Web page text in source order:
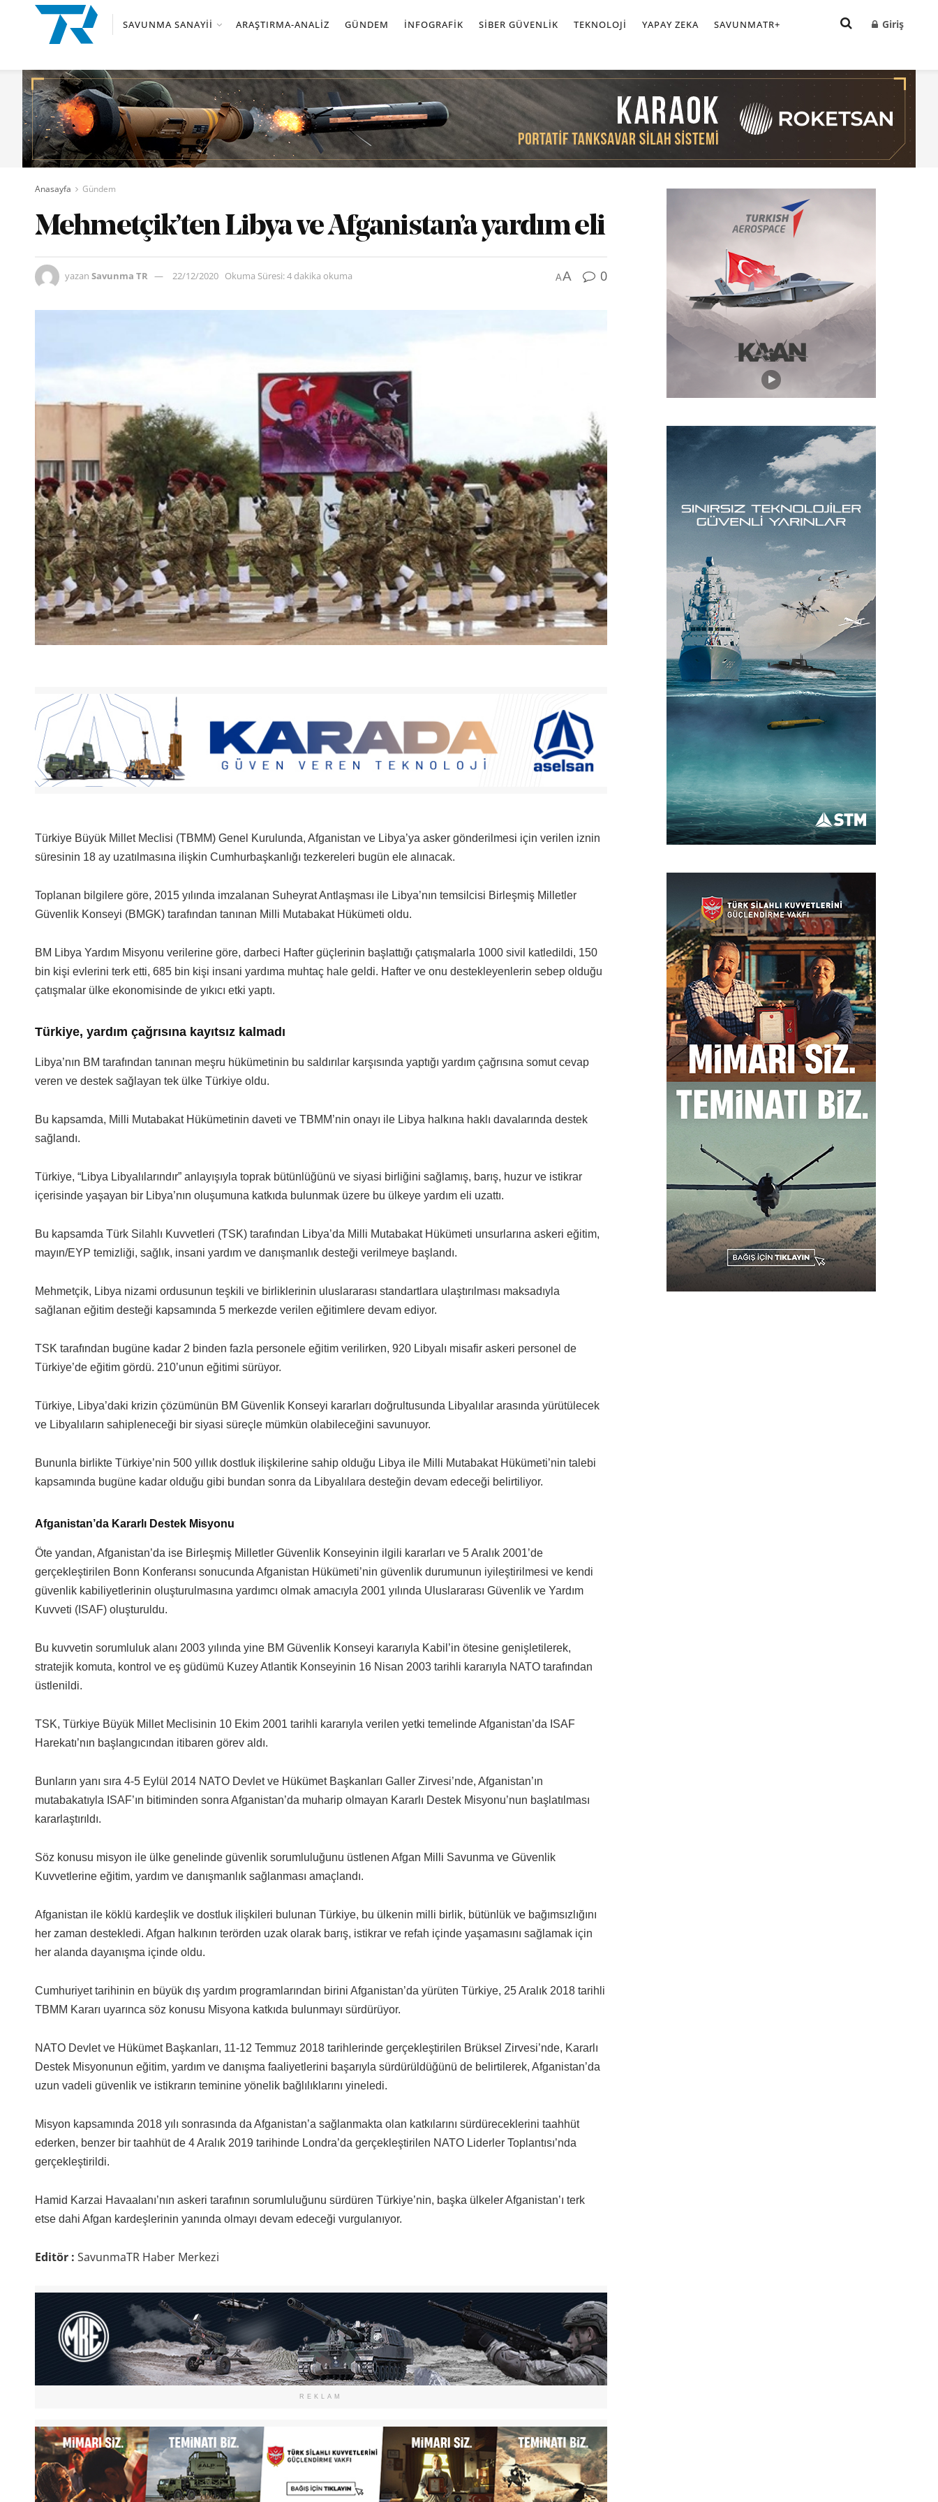
SAVUNMA SANAYII ARAŞTIRMA-ANALIZ GÜNDEM İNFOGRAFIK SIBER GÜVENLIK TEKNOLOJI YAPAY ZEKA SAVUNMATR+ Giriş
Anasayfa Gündem
Mehmetçik’ten Libya ve Afganistan’a yardım eli
yazan Savunma TR 22/12/2020 Okuma Süresi: 4 dakika okuma AA 0
Türkiye Büyük Millet Meclisi (TBMM) Genel Kurulunda, Afganistan ve Libya’ya asker gönderilmesi için verilen iznin
süresinin 18 ay uzatılmasına ilişkin Cumhurbaşkanlığı tezkereleri bugün ele alınacak.
Toplanan bilgilere göre, 2015 yılında imzalanan Suheyrat Antlaşması ile Libya’nın temsilcisi Birleşmiş Milletler
Güvenlik Konseyi (BMGK) tarafından tanınan Milli Mutabakat Hükümeti oldu.
BM Libya Yardım Misyonu verilerine göre, darbeci Hafter güçlerinin başlattığı çatışmalarla 1000 sivil katledildi, 150
bin kişi evlerini terk etti, 685 bin kişi insani yardıma muhtaç hale geldi. Hafter ve onu destekleyenlerin sebep olduğu
çatışmalar ülke ekonomisinde de yıkıcı etki yaptı.
Türkiye, yardım çağrısına kayıtsız kalmadı
Libya’nın BM tarafından tanınan meşru hükümetinin bu saldırılar karşısında yaptığı yardım çağrısına somut cevap
veren ve destek sağlayan tek ülke Türkiye oldu.
Bu kapsamda, Milli Mutabakat Hükümetinin daveti ve TBMM’nin onayı ile Libya halkına haklı davalarında destek
sağlandı.
Türkiye, “Libya Libyalılarındır” anlayışıyla toprak bütünlüğünü ve siyasi birliğini sağlamış, barış, huzur ve istikrar
içerisinde yaşayan bir Libya’nın oluşumuna katkıda bulunmak üzere bu ülkeye yardım eli uzattı.
Bu kapsamda Türk Silahlı Kuvvetleri (TSK) tarafından Libya’da Milli Mutabakat Hükümeti unsurlarına askeri eğitim,
mayın/EYP temizliği, sağlık, insani yardım ve danışmanlık desteği verilmeye başlandı.
Mehmetçik, Libya nizami ordusunun teşkili ve birliklerinin uluslararası standartlara ulaştırılması maksadıyla
sağlanan eğitim desteği kapsamında 5 merkezde verilen eğitimlere devam ediyor.
TSK tarafından bugüne kadar 2 binden fazla personele eğitim verilirken, 920 Libyalı misafir askeri personel de
Türkiye’de eğitim gördü. 210’unun eğitimi sürüyor.
Türkiye, Libya’daki krizin çözümünün BM Güvenlik Konseyi kararları doğrultusunda Libyalılar arasında yürütülecek
ve Libyalıların sahipleneceği bir siyasi süreçle mümkün olabileceğini savunuyor.
Bununla birlikte Türkiye’nin 500 yıllık dostluk ilişkilerine sahip olduğu Libya ile Milli Mutabakat Hükümeti’nin talebi
kapsamında bugüne kadar olduğu gibi bundan sonra da Libyalılara desteğin devam edeceği belirtiliyor.
Afganistan’da Kararlı Destek Misyonu
Öte yandan, Afganistan’da ise Birleşmiş Milletler Güvenlik Konseyinin ilgili kararları ve 5 Aralık 2001’de
gerçekleştirilen Bonn Konferansı sonucunda Afganistan Hükümeti’nin güvenlik durumunun iyileştirilmesi ve kendi
güvenlik kabiliyetlerinin oluşturulmasına yardımcı olmak amacıyla 2001 yılında Uluslararası Güvenlik ve Yardım
Kuvveti (ISAF) oluşturuldu.
Bu kuvvetin sorumluluk alanı 2003 yılında yine BM Güvenlik Konseyi kararıyla Kabil’in ötesine genişletilerek,
stratejik komuta, kontrol ve eş güdümü Kuzey Atlantik Konseyinin 16 Nisan 2003 tarihli kararıyla NATO tarafından
üstlenildi.
TSK, Türkiye Büyük Millet Meclisinin 10 Ekim 2001 tarihli kararıyla verilen yetki temelinde Afganistan’da ISAF
Harekatı’nın başlangıcından itibaren görev aldı.
Bunların yanı sıra 4-5 Eylül 2014 NATO Devlet ve Hükümet Başkanları Galler Zirvesi’nde, Afganistan’ın
mutabakatıyla ISAF’ın bitiminden sonra Afganistan’da muharip olmayan Kararlı Destek Misyonu’nun başlatılması
kararlaştırıldı.
Söz konusu misyon ile ülke genelinde güvenlik sorumluluğunu üstlenen Afgan Milli Savunma ve Güvenlik
Kuvvetlerine eğitim, yardım ve danışmanlık sağlanması amaçlandı.
Afganistan ile köklü kardeşlik ve dostluk ilişkileri bulunan Türkiye, bu ülkenin milli birlik, bütünlük ve bağımsızlığını
her zaman destekledi. Afgan halkının terörden uzak olarak barış, istikrar ve refah içinde yaşamasını sağlamak için
her alanda dayanışma içinde oldu.
Cumhuriyet tarihinin en büyük dış yardım programlarından birini Afganistan’da yürüten Türkiye, 25 Aralık 2018 tarihli
TBMM Kararı uyarınca söz konusu Misyona katkıda bulunmayı sürdürüyor.
NATO Devlet ve Hükümet Başkanları, 11-12 Temmuz 2018 tarihlerinde gerçekleştirilen Brüksel Zirvesi’nde, Kararlı
Destek Misyonunun eğitim, yardım ve danışma faaliyetlerini başarıyla sürdürüldüğünü de belirtilerek, Afganistan’da
uzun vadeli güvenlik ve istikrarın teminine yönelik bağlılıklarını yineledi.
Misyon kapsamında 2018 yılı sonrasında da Afganistan’a sağlanmakta olan katkılarını sürdüreceklerini taahhüt
ederken, benzer bir taahhüt de 4 Aralık 2019 tarihinde Londra’da gerçekleştirilen NATO Liderler Toplantısı’nda
gerçekleştirildi.
Hamid Karzai Havaalanı’nın askeri tarafının sorumluluğunu sürdüren Türkiye’nin, başka ülkeler Afganistan’ı terk
etse dahi Afgan kardeşlerinin yanında olmayı devam edeceği vurgulanıyor.
Editör : SavunmaTR Haber Merkezi
REKLAM